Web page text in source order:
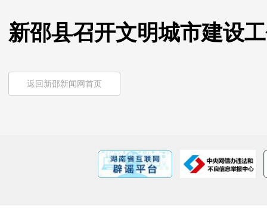
新邵县召开文明城市建设
返回新邵新闻网首页